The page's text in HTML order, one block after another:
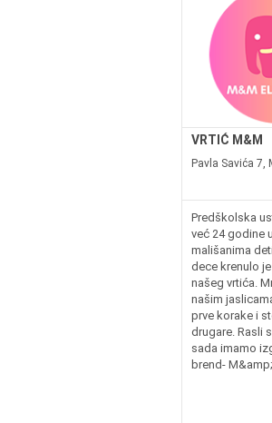
VRTIĆ M&M
Pavla Savića 7,
Predškolska
već 24 godine
mališanima
dece krenulo
našeg vrtića.
našim
prve korake i
drugare. Rasli
sada imamo
brend-